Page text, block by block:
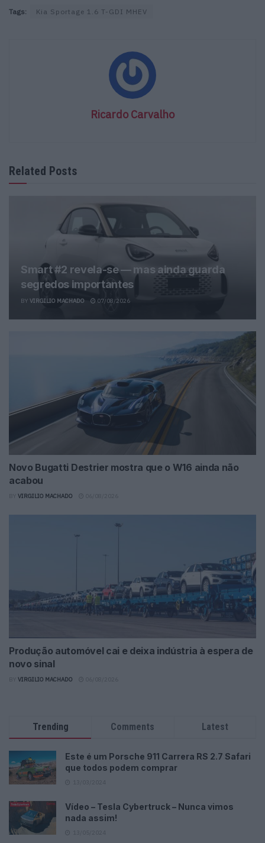
Tags: Kia Sportage 1.6 T-GDI MHEV
Ricardo Carvalho
Related Posts
Smart #2 revela-se — mas ainda guarda
segredos importantes
BY VIRGILIO MACHADO 07/08/2026
Novo Bugatti Destrier mostra que o W16 ainda não
acabou
VIRGILIO MACHADO
Produção automóvel cai e deixa indústria à espera de
novo sinal
VIRGILIO MACHADO
Trending Comments Latest
Este é um Porsche 911 Carrera RS 2.7 Safari
que todos podem comprar
Vídeo – Tesla Cybertruck – Nunca vimos
nada assim!